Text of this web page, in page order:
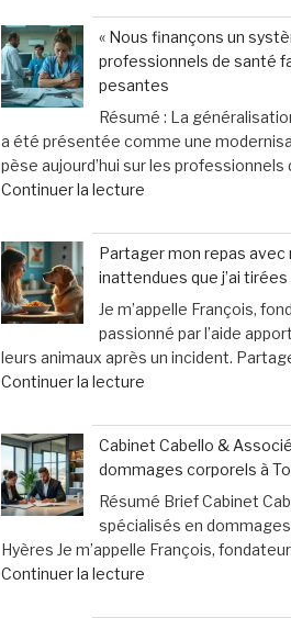
liés
à
la
violence
domestique,
un
cri
d’alarme
femmes »
génération
figée
?
Pourquoi
les
ados
d’aujourd’hui
désertent
boums »
« Nous finançons un
professionnels de santé
pesantes
Résumé : La
a été présentée comme une
pèse aujourd’hui sur les professionnels
Continuer la lecturede
Nous
finançons
un
système
inutile
»
:
professionnels
de
santé
face
à
des
contraintes
Partager mon repas avec
inattendues que j’ai
Je m’appelle François,
passionné par l’aide
leurs animaux après un incident.
Continuer la lecturede
mon
repas
avec
mon
chien
:
les
Cabinet Cabello &
dommages corporels à
Résumé Brief Cabinet
spécialisés en
Hyères Je m’appelle François,
Continuer la lecturede